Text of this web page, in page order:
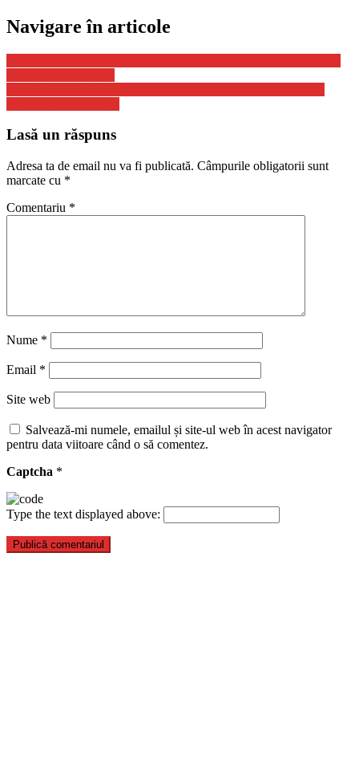
Navigare în articole
Lasă un răspuns
Adresa ta de email nu va fi publicată. Câmpurile obligatorii sunt
marcate cu *
Comentariu *
Nume *
Email *
Site web
Salvează-mi numele, emailul și site-ul web în acest navigator
pentru data viitoare când o să comentez.
Captcha *
Type the text displayed above: